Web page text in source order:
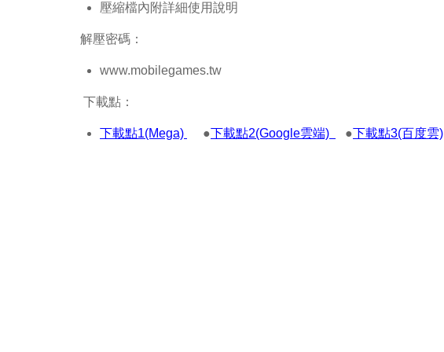
壓縮檔內附詳細使用說明
解壓密碼：
www.mobilegames.tw
下載點：
下載點1(Mega) ●下載點2(Google雲端) ●下載點3(百度雲)